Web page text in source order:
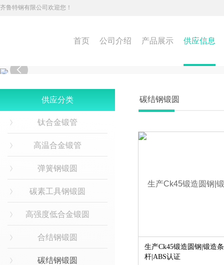
齐鲁特钢有限公司欢迎您！
首页 公司介绍 产品展示 供应信息

供应分类
钛合金锻管
高温合金锻管
弹簧钢锻圆
碳素工具钢锻圆
高强度低合金锻圆
合结钢锻圆
碳结钢锻圆
碳结钢锻圆
生产Ck45锻造圆钢|锻造条
杆|ABS认证